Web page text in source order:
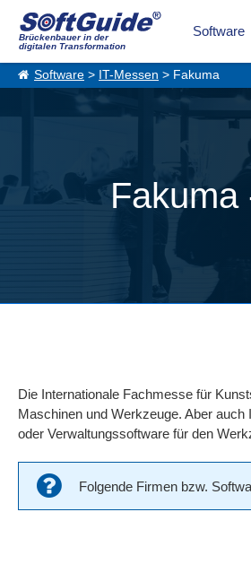
Brückenbauer in der
digitalen Transformation
Software
Software > IT-Messen > Fakuma
Fakuma
Die Internationale Fachmesse für
Maschinen und Werkzeuge. Aber
oder Verwaltungssoftware für den
Folgende Firmen bzw.